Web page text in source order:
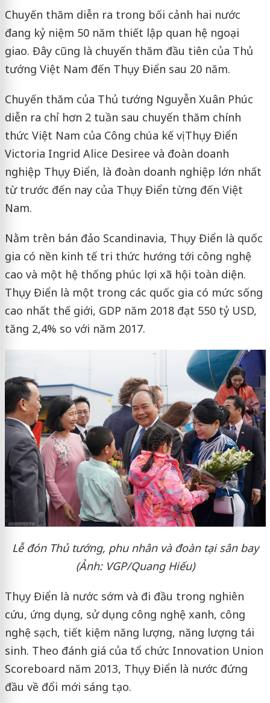
Chuyến thăm diễn ra trong bối cảnh hai nước
đang kỷ niệm 50 năm thiết lập quan hệ ngoại
giao. Đây cũng là chuyến thăm đầu tiên của Thủ
tướng Việt Nam đến Thụy Điển sau 20 năm.
Chuyến thăm của Thủ tướng Nguyễn Xuân Phúc
diễn ra chỉ hơn 2 tuần sau chuyến thăm chính
thức Việt Nam của Công chúa kế vị Thụy Điển
Victoria Ingrid Alice Desiree và đoàn doanh
nghiệp Thụy Điển, là đoàn doanh nghiệp lớn nhất
từ trước đến nay của Thụy Điển từng đến Việt
Nam.
Nằm trên bán đảo Scandinavia, Thụy Điển là quốc
gia có nền kinh tế tri thức hướng tới công nghệ
cao và một hệ thống phúc lợi xã hội toàn diện.
Thụy Điển là một trong các quốc gia có mức sống
cao nhất thế giới, GDP năm 2018 đạt 550 tỷ USD,
tăng 2,4% so với năm 2017.
Lễ đón Thủ tướng, phu nhân và đoàn tại sân bay
(Ảnh: VGP/Quang Hiếu)
Thụy Điển là nước sớm và đi đầu trong nghiên
cứu, ứng dụng, sử dụng công nghệ xanh, công
nghệ sạch, tiết kiệm năng lượng, năng lượng tái
sinh. Theo đánh giá của tổ chức Innovation Union
Scoreboard năm 2013, Thụy Điển là nước đứng
đầu về đổi mới sáng tạo.